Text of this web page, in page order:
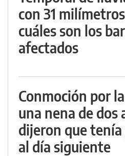
con 31
cuáles son los
afectados
Conmoción por
una nena de dos
dijeron que
al día siguiente